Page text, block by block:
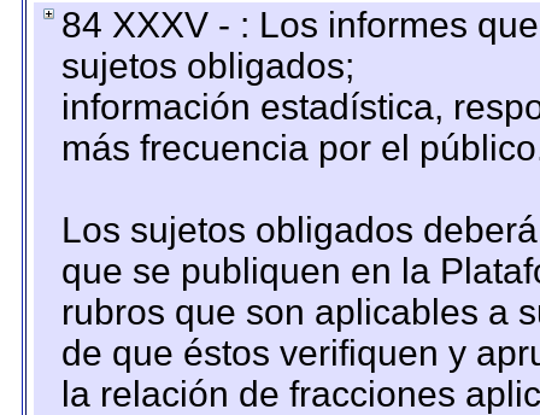
84 XXXV - : Los informes
sujetos obligados;
información estadística,
más frecuencia por el
Los sujetos obligados
que se publiquen en la
rubros que son aplicables a
de que éstos verifiquen y
la relación de fracciones